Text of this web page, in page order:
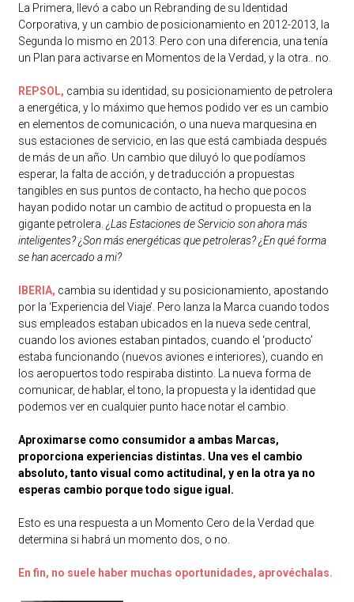
La Primera, llevó a cabo un Rebranding de su Identidad
Corporativa, y un cambio de posicionamiento en 2012-2013, la
Segunda lo mismo en 2013. Pero con una diferencia, una tenía
un Plan para activarse en Momentos de la Verdad, y la otra.. no.
REPSOL, cambia su identidad, su posicionamiento de petrolera
a energética, y lo máximo que hemos podido ver es un cambio
en elementos de comunicación, o una nueva marquesina en
sus estaciones de servicio, en las que está cambiada después
de más de un año. Un cambio que diluyó lo que podíamos
esperar, la falta de acción, y de traducción a propuestas
tangibles en sus puntos de contacto, ha hecho que pocos
hayan podido notar un cambio de actitud o propuesta en la
gigante petrolera. ¿Las Estaciones de Servicio son ahora más
inteligentes? ¿Son más energéticas que petroleras? ¿En qué forma
se han acercado a mi?
IBERIA, cambia su identidad y su posicionamiento, apostando
por la ‘Experiencia del Viaje’. Pero lanza la Marca cuando todos
sus empleados estaban ubicados en la nueva sede central,
cuando los aviones estaban pintados, cuando el ‘producto’
estaba funcionando (nuevos aviones e interiores), cuando en
los aeropuertos todo respiraba distinto. La nueva forma de
comunicar, de hablar, el tono, la propuesta y la identidad que
podemos ver en cualquier punto hace notar el cambio.
Aproximarse como consumidor a ambas Marcas,
proporciona experiencias distintas. Una ves el cambio
absoluto, tanto visual como actitudinal, y en la otra ya no
esperas cambio porque todo sigue igual.
Esto es una respuesta a un Momento Cero de la Verdad que
determina si habrá un momento dos, o no.
En fin, no suele haber muchas oportunidades, aprovéchalas.